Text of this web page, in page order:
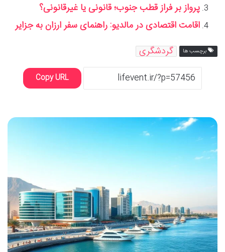
پرواز بر فراز قطب جنوب؛ قانونی یا غیرقانونی؟
اقامت اقتصادی در مالدیو: راهنمای سفر ارزان به جزایر
برچسب ها گردشگری
Copy URL